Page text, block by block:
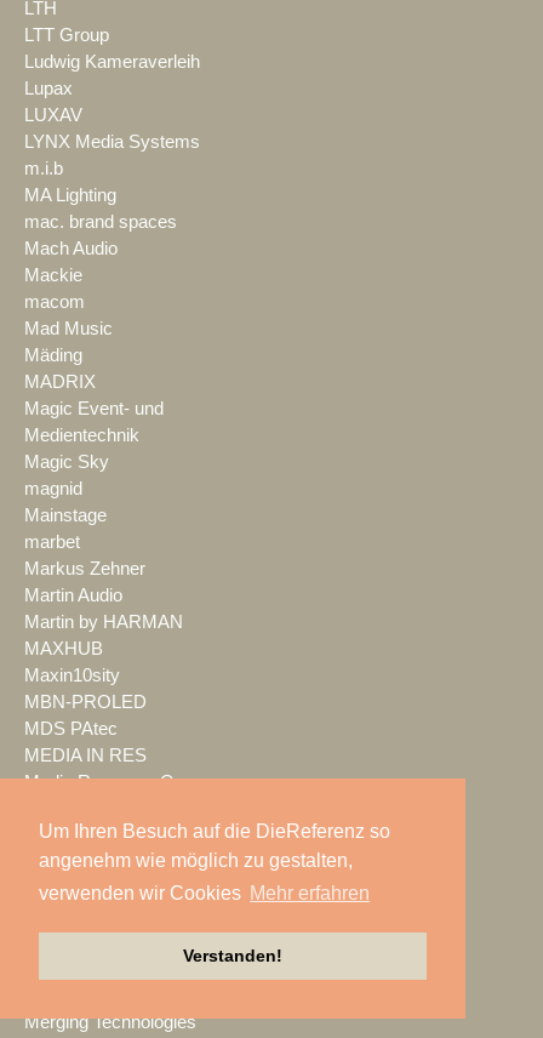
Um Ihren Besuch auf die DieReferenz so
angenehm wie möglich zu gestalten,
verwenden wir Cookies Mehr erfahren
Verstanden!
LTH
LTT Group
Ludwig Kameraverleih
Lupax
LUXAV
LYNX Media Systems
m.i.b
MA Lighting
mac. brand spaces
Mach Audio
Mackie
macom
Mad Music
Mäding
MADRIX
Magic Event- und
Medientechnik
Magic Sky
magnid
Mainstage
marbet
Markus Zehner
Martin Audio
Martin by HARMAN
MAXHUB
Maxin10sity
MBN-PROLED
MDS PAtec
MEDIA IN RES
Media Resource Group
MediaLantic
Mediasystem
MEDIA|tek
Merging Technologies